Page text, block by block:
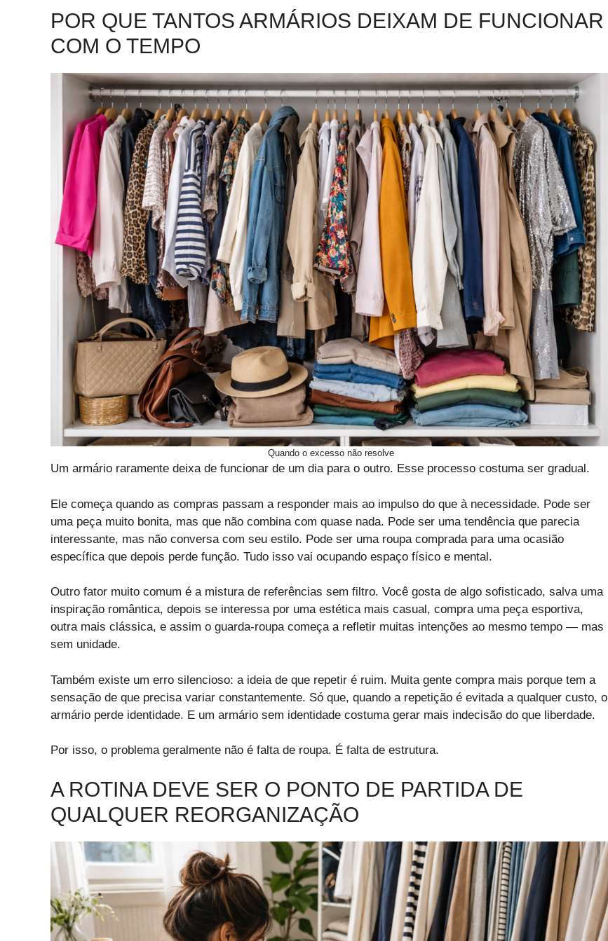
POR QUE TANTOS ARMÁRIOS DEIXAM DE FUNCIONAR
COM O TEMPO
Quando o excesso não resolve
Um armário raramente deixa de funcionar de um dia para o outro. Esse processo costuma ser gradual.
Ele começa quando as compras passam a responder mais ao impulso do que à necessidade. Pode ser
uma peça muito bonita, mas que não combina com quase nada. Pode ser uma tendência que parecia
interessante, mas não conversa com seu estilo. Pode ser uma roupa comprada para uma ocasião
específica que depois perde função. Tudo isso vai ocupando espaço físico e mental.
Outro fator muito comum é a mistura de referências sem filtro. Você gosta de algo sofisticado, salva uma
inspiração romântica, depois se interessa por uma estética mais casual, compra uma peça esportiva,
outra mais clássica, e assim o guarda-roupa começa a refletir muitas intenções ao mesmo tempo — mas
sem unidade.
Também existe um erro silencioso: a ideia de que repetir é ruim. Muita gente compra mais porque tem a
sensação de que precisa variar constantemente. Só que, quando a repetição é evitada a qualquer custo, o
armário perde identidade. E um armário sem identidade costuma gerar mais indecisão do que liberdade.
Por isso, o problema geralmente não é falta de roupa. É falta de estrutura.
A ROTINA DEVE SER O PONTO DE PARTIDA DE
QUALQUER REORGANIZAÇÃO